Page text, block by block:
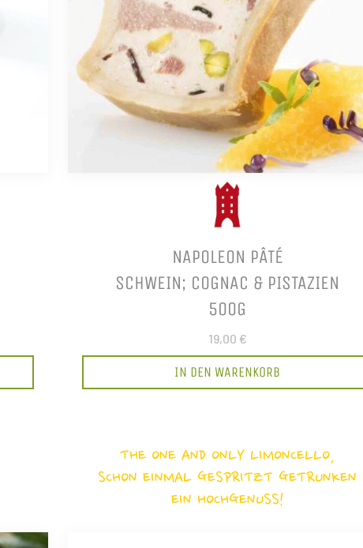
NAPOLEON PÂTÉ
SCHWEIN; COGNAC & PISTAZIEN
500G
19,00 €
IN DEN WARENKORB
THE ONE AND ONLY LIMONCELLO,
SCHON EINMAL GESPRITZT GETRUNKEN
EIN HOCHGENUSS!